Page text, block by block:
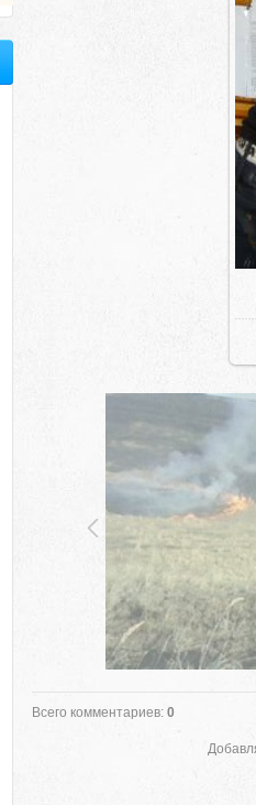
район, село Ая, ул. Школьная 11. тел.
Всего комментариев: 0